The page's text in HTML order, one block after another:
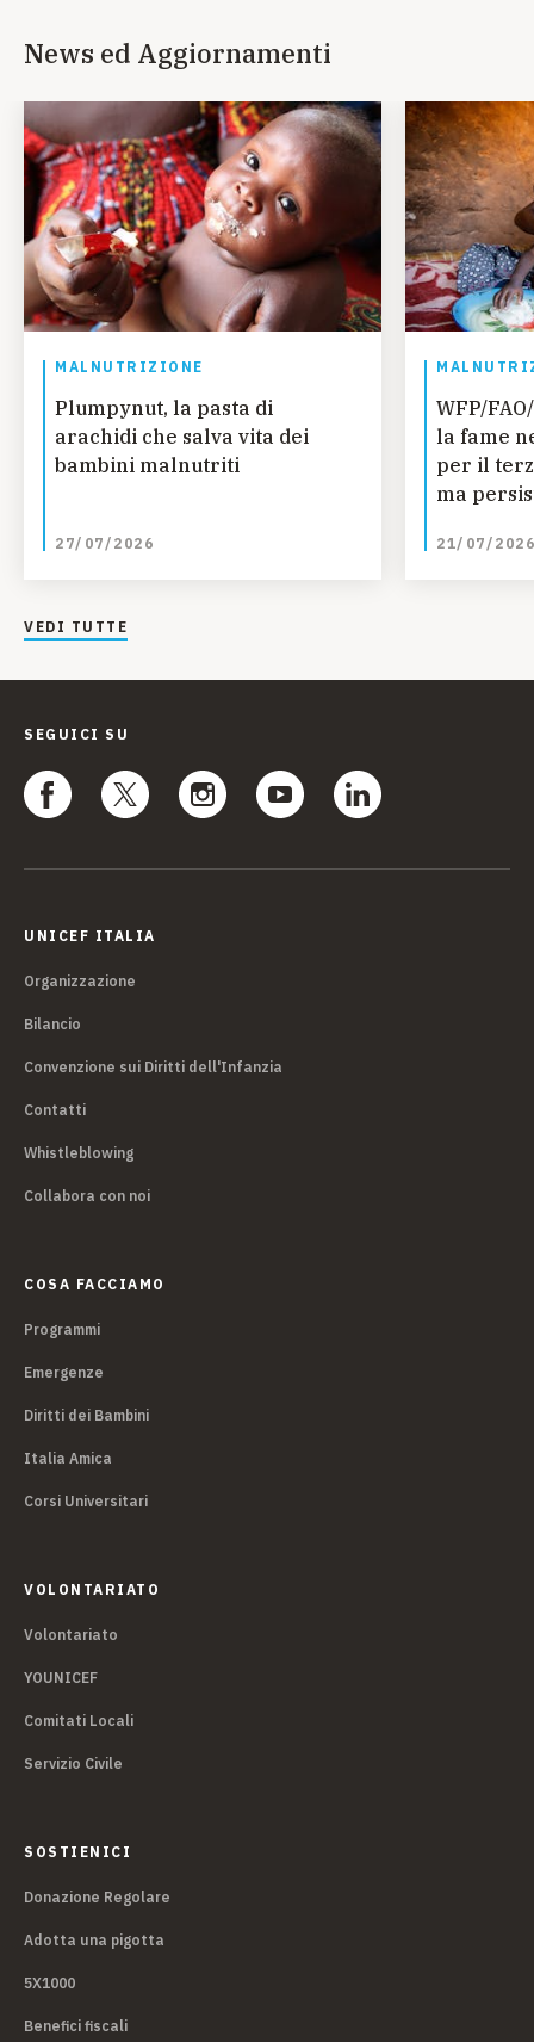
News ed Aggiornamenti
MALNUTRIZIONE
Plumpynut, la pasta di
arachidi che salva vita dei
bambini malnutriti
27/07/2026
WFP/
la fame
per il
ma
ONU
21/07/2026
VEDI TUTTE
SEGUICI SU
UNICEF ITALIA
Organizzazione
Bilancio
Convenzione sui Diritti dell'Infanzia
Contatti
Whistleblowing
Collabora con noi
COSA FACCIAMO
Programmi
Emergenze
Diritti dei Bambini
Italia Amica
Corsi Universitari
VOLONTARIATO
Volontariato
YOUNICEF
Comitati Locali
Servizio Civile
SOSTIENICI
Donazione Regolare
Adotta una pigotta
5X1000
Benefici fiscali